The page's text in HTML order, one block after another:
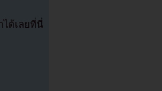
ด้เลยที่นี่